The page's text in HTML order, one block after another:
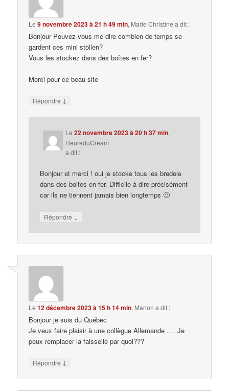
Le9 novembre 2023 à 21 h 49 min, Marie Christine a dit :
Bonjour Pouvez-vous me dire combien de temps se
gardent ces mini stollen?
Vous les stockez dans des boîtes en fer?
Merci pour ce beau site
Répondre ↓
Le22 novembre 2023 à 20 h 37 min,
HeureduCream
a dit :
Bonjour et merci ! oui je stocke tous les bredele
dans des boites en fer. Difficile à dire précisément
car ils ne tiennent jamais bien longtemps 🙂
Répondre ↓
Le12 décembre 2023 à 15 h 14 min, Manon a dit :
Bonjour je suis du Québec
Je veux faire plaisir à une collègue Allemande …. Je
peux remplacer la faisselle par quoi???
Répondre ↓